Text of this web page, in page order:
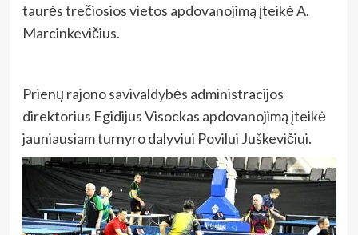
taurės trečiosios vietos apdovanojimą įteikė A.
Marcinkevičius.
Prienų rajono savivaldybės administracijos
direktorius Egidijus Visockas apdovanojimą įteikė
jauniausiam turnyro dalyviui Povilui Juškevičiui.